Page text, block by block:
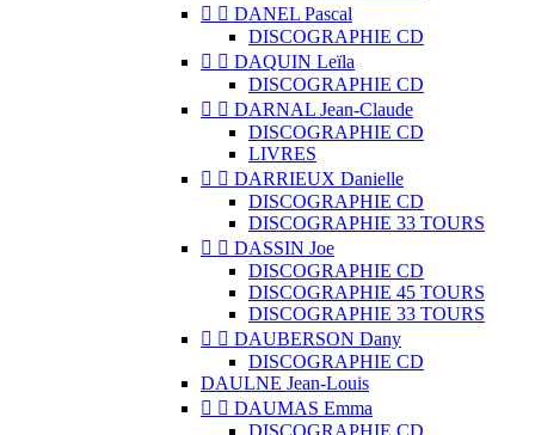
  DANEL Pascal
DISCOGRAPHIE CD
  DAQUIN Leïla
DISCOGRAPHIE CD
  DARNAL Jean-Claude
DISCOGRAPHIE CD
LIVRES
  DARRIEUX Danielle
DISCOGRAPHIE CD
DISCOGRAPHIE 33 TOURS
  DASSIN Joe
DISCOGRAPHIE CD
DISCOGRAPHIE 45 TOURS
DISCOGRAPHIE 33 TOURS
  DAUBERSON Dany
DISCOGRAPHIE CD
DAULNE Jean-Louis
  DAUMAS Emma
DISCOGRAPHIE CD